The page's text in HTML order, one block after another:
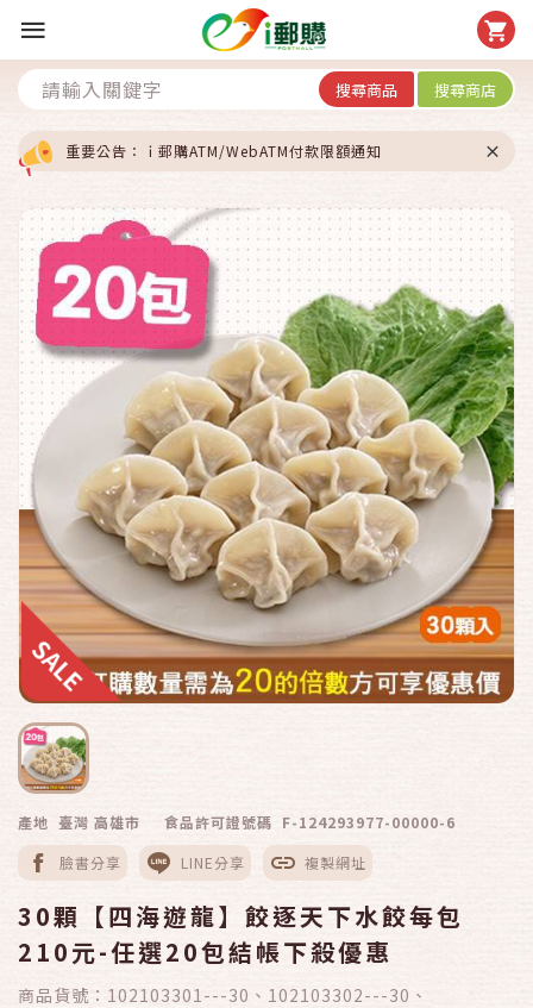
搜尋商品 搜尋商店
重要公告：ｉ郵購ATM/WebATM付款限額通知
產地 臺灣 高雄市
食品許可證號碼 F-124293977-00000-6
臉書分享
LINE分享 複製網址
30顆【四海遊龍】餃逐天下水餃每包
210元-任選20包結帳下殺優惠
商品貨號： 102103301---30、102103302---30、